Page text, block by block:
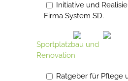
Initiative und
Firma System SD.
Sportplatzbau und
Renovation
Ratgeber für Pflege